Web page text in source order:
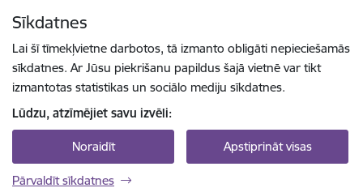
Sīkdatnes
Lai šī tīmekļvietne darbotos, tā izmanto obligāti nepieciešamās
sīkdatnes. Ar Jūsu piekrišanu papildus šajā vietnē var tikt
izmantotas statistikas un sociālo mediju sīkdatnes.
Lūdzu, atzīmējiet savu izvēli:
Noraidīt Apstiprināt visas
Pārvaldīt sīkdatnes